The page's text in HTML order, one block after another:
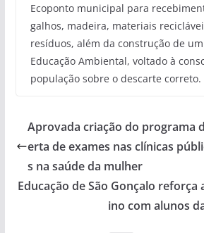
Ecoponto municipal para
galhos, madeira, materiais
resíduos, além da construção de
Educação Ambiental, voltado à
população sobre o descarte correto.
Aprovada criação do programa
erta de exames nas clínicas
s na saúde da mulher
Educação de São Gonçalo reforça
ino com alunos